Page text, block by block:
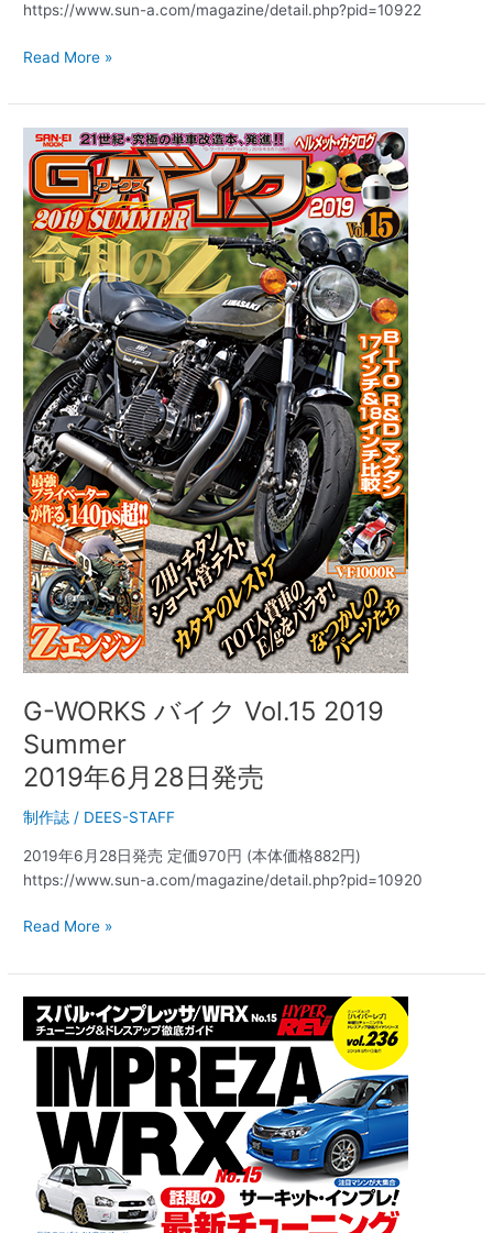
https://www.sun-a.com/magazine/detail.php?pid=10922
Read More »
G-WORKS バイク Vol.15 2019
Summer
2019年6月28日発売
制作誌 / DEES-STAFF
2019年6月28日発売 定価970円 (本体価格882円)
https://www.sun-a.com/magazine/detail.php?pid=10920
G-
WORKS
バ
イ
ク
Vol.15
2019
Summer
2019
年
6
月
28
日
発
売
Read More »
【新
刊
ハ
レ